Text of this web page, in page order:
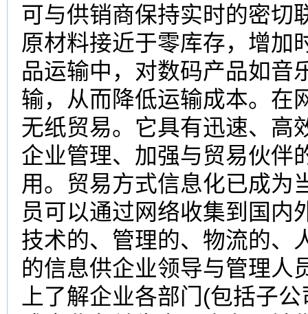
可与供销商保持实时的密切
原材料接近于零库存，增加
品运输中，对数码产品如音
输，从而降低运输成本。在
无纸贸易。它具有迅速、高
企业管理、加强与贸易伙伴
用。贸易方式信息化已成为
员可以通过网络收集到国内
技术的、管理的、物流的、
的信息供企业领导与管理人
上了解企业各部门(包括子